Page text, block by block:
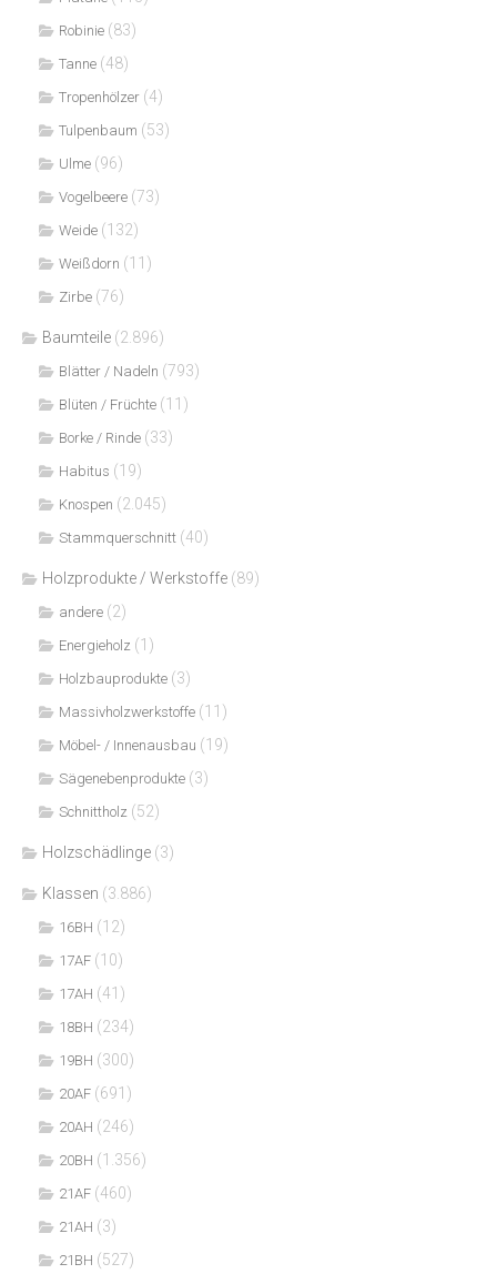
Robinie (83)
Tanne (48)
Tropenhölzer (4)
Tulpenbaum (53)
Ulme (96)
Vogelbeere (73)
Weide (132)
Weißdorn (11)
Zirbe (76)
Baumteile (2.896)
Blätter / Nadeln (793)
Blüten / Früchte (11)
Borke / Rinde (33)
Habitus (19)
Knospen (2.045)
Stammquerschnitt (40)
Holzprodukte / Werkstoffe (89)
andere (2)
Energieholz (1)
Holzbauprodukte (3)
Massivholzwerkstoffe (11)
Möbel- / Innenausbau (19)
Sägenebenprodukte (3)
Schnittholz (52)
Holzschädlinge (3)
Klassen (3.886)
16BH (12)
17AF (10)
17AH (41)
18BH (234)
19BH (300)
20AF (691)
20AH (246)
20BH (1.356)
21AF (460)
21AH (3)
21BH (527)